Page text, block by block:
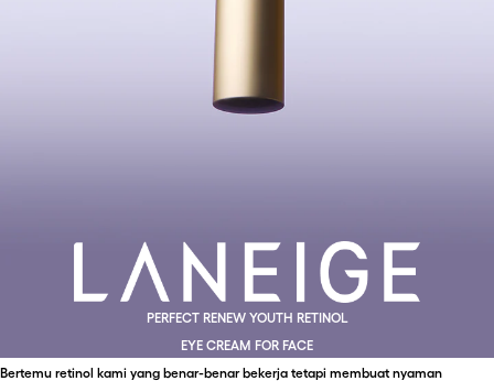
PERFECT RENEW YOUTH RETINOL
EYE CREAM FOR FACE
Bertemu retinol kami yang benar-benar bekerja tetapi membuat nyaman